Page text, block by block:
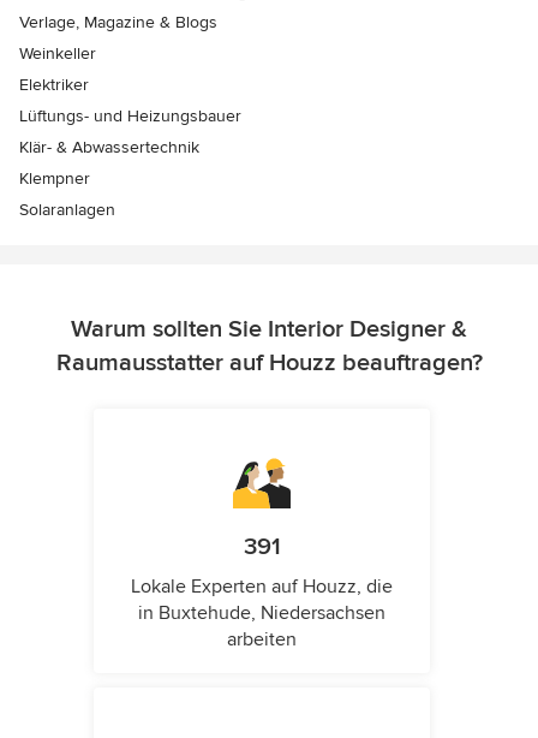
Verlage, Magazine & Blogs
Weinkeller
Elektriker
Lüftungs- und Heizungsbauer
Klär- & Abwassertechnik
Klempner
Solaranlagen
Warum sollten Sie Interior Designer &
Raumausstatter auf Houzz beauftragen?
391
Lokale Experten auf Houzz, die
in Buxtehude, Niedersachsen
arbeiten